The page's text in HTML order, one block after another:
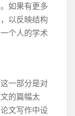
如果有更多
以反映结构
个人的学术
一部分是对
的篇幅太
文写作中设